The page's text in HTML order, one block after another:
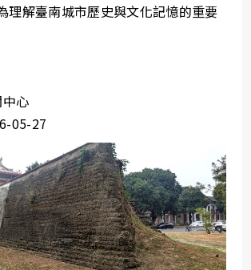
理解臺南城市歷史與文化記憶的重要
心
05-27